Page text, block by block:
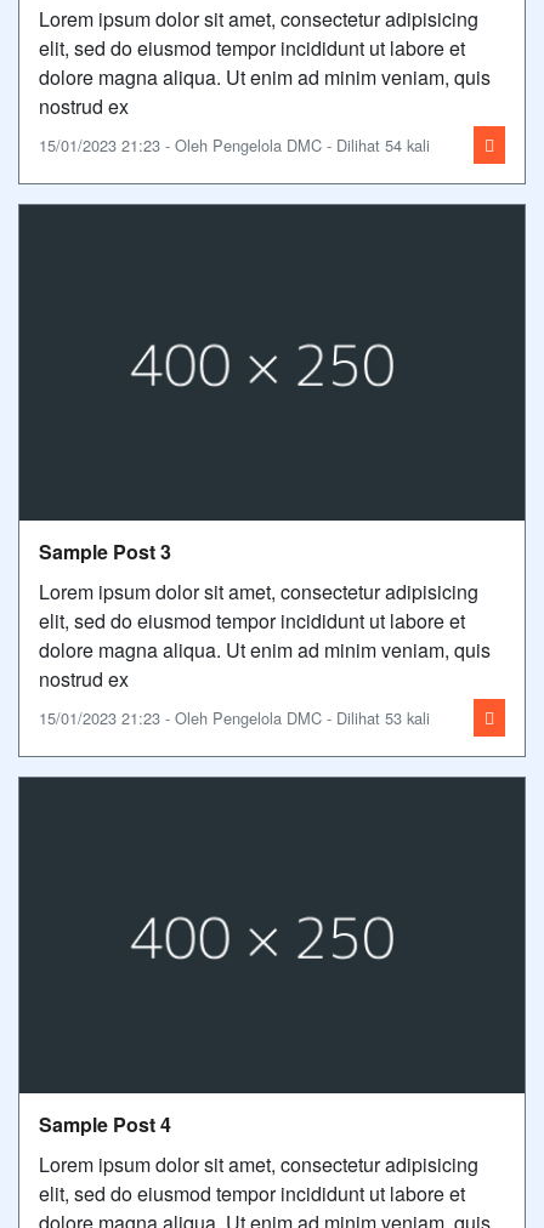
Lorem ipsum dolor sit amet, consectetur adipisicing
elit, sed do eiusmod tempor incididunt ut labore et
dolore magna aliqua. Ut enim ad minim veniam, quis
nostrud ex
15/01/2023 21:23 - Oleh Pengelola DMC - Dilihat 54 kali
Sample Post 3
Lorem ipsum dolor sit amet, consectetur adipisicing
elit, sed do eiusmod tempor incididunt ut labore et
dolore magna aliqua. Ut enim ad minim veniam, quis
nostrud ex
15/01/2023 21:23 - Oleh Pengelola DMC - Dilihat 53 kali
Sample Post 4
Lorem ipsum dolor sit amet, consectetur adipisicing
elit, sed do eiusmod tempor incididunt ut labore et